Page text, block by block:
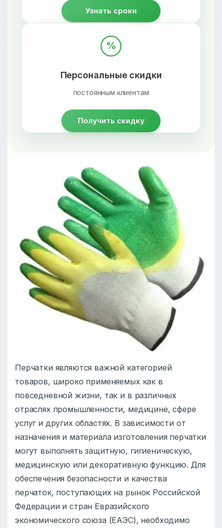
Узнать сроки
%
Персональные скидки
постоянным клиентам
Получить скидку
Перчатки являются важной категорией
товаров, широко применяемых как в
повседневной жизни, так и в различных
отраслях промышленности, медицине, сфере
услуг и других областях. В зависимости от
назначения и материала изготовления перчатки
могут выполнять защитную, гигиеническую,
медицинскую или декоративную функцию. Для
обеспечения безопасности и качества
перчаток, поступающих на рынок Российской
Федерации и стран Евразийского
экономического союза (ЕАЭС), необходимо